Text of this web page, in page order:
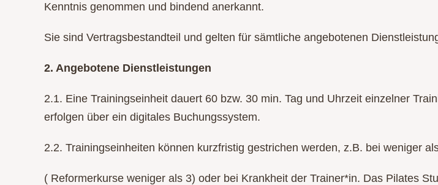
Kenntnis genommen und bindend anerkannt.
Sie sind Vertragsbestandteil und gelten für sämtliche angebotenen
2. Angebotene Dienstleistungen
2.1. Eine Trainingseinheit dauert 60 bzw. 30 min. Tag und Uhrzeit einzelner
erfolgen über ein digitales Buchungssystem.
2.2. Trainingseinheiten können kurzfristig gestrichen werden, z.B. bei weniger
( Reformerkurse weniger als 3) oder bei Krankheit der Trainer*in. Das Pilates